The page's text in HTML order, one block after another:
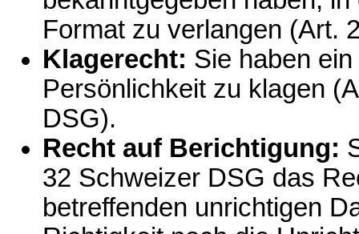
Format zu verlangen (Art.
Klagerecht: Sie haben
Persönlichkeit zu klagen
DSG).
Recht auf Berichtigung:
32 Schweizer DSG das
betreffenden unrichtigen